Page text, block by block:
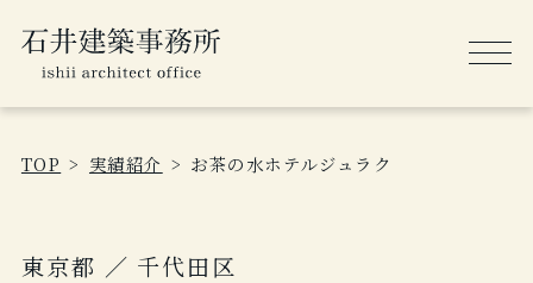
TOP 実績紹介 お茶の水ホテルジュラク
東京都 ／ 千代田区